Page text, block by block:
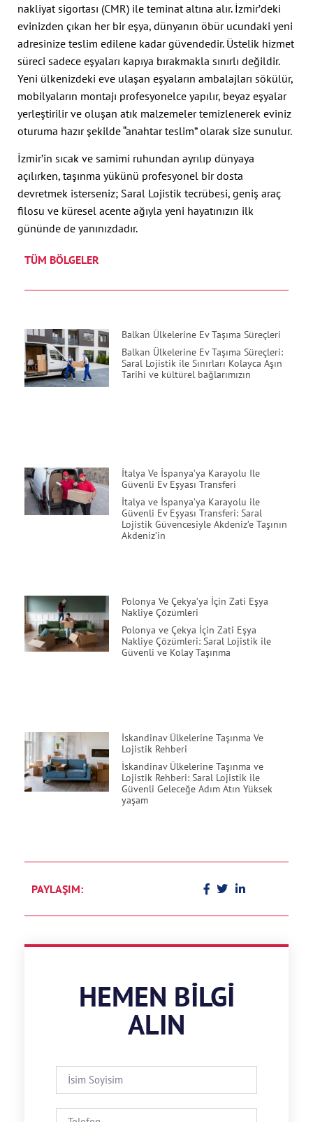
nakliyat sigortası (CMR) ile teminat altına alır. İzmir’deki
evinizden çıkan her bir eşya, dünyanın öbür ucundaki yeni
adresinize teslim edilene kadar güvendedir. Üstelik hizmet
süreci sadece eşyaları kapıya bırakmakla sınırlı değildir.
Yeni ülkenizdeki eve ulaşan eşyaların ambalajları sökülür,
mobilyaların montajı profesyonelce yapılır, beyaz eşyalar
yerleştirilir ve oluşan atık malzemeler temizlenerek eviniz
oturuma hazır şekilde “anahtar teslim” olarak size sunulur.
İzmir’in sıcak ve samimi ruhundan ayrılıp dünyaya
açılırken, taşınma yükünü profesyonel bir dosta
devretmek isterseniz; Saral Lojistik tecrübesi, geniş araç
filosu ve küresel acente ağıyla yeni hayatınızın ilk
gününde de yanınızdadır.
TÜM BÖLGELER
Balkan Ülkelerine Ev Taşıma Süreçleri
Balkan Ülkelerine Ev Taşıma Süreçleri:
Saral Lojistik ile Sınırları Kolayca Aşın
Tarihi ve kültürel bağlarımızın
İtalya Ve İspanya’ya Karayolu Ile
Güvenli Ev Eşyası Transferi
İtalya ve İspanya’ya Karayolu ile
Güvenli Ev Eşyası Transferi: Saral
Lojistik Güvencesiyle Akdeniz’e Taşının
Akdeniz’in
Polonya Ve Çekya’ya İçin Zati Eşya
Nakliye Çözümleri
Polonya ve Çekya İçin Zati Eşya
Nakliye Çözümleri: Saral Lojistik ile
Güvenli ve Kolay Taşınma
İskandinav Ülkelerine Taşınma Ve
Lojistik Rehberi
İskandinav Ülkelerine Taşınma ve
Lojistik Rehberi: Saral Lojistik ile
Güvenli Geleceğe Adım Atın Yüksek
yaşam
PAYLAŞIM:
HEMEN BILGI
ALIN